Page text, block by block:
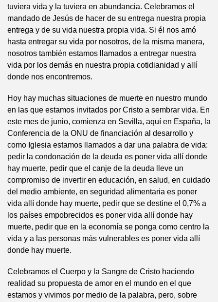
tuviera vida y la tuviera en abundancia. Celebramos el
mandado de Jesús de hacer de su entrega nuestra propia
entrega y de su vida nuestra propia vida. Si él nos amó
hasta entregar su vida por nosotros, de la misma manera,
nosotros también estamos llamados a entregar nuestra
vida por los demás en nuestra propia cotidianidad y allí
donde nos encontremos.
Hoy hay muchas situaciones de muerte en nuestro mundo
en las que estamos invitados por Cristo a sembrar vida. En
este mes de junio, comienza en Sevilla, aquí en España, la
Conferencia de la ONU de financiación al desarrollo y
como Iglesia estamos llamados a dar una palabra de vida:
pedir la condonación de la deuda es poner vida allí donde
hay muerte, pedir que el canje de la deuda lleve un
compromiso de invertir en educación, en salud, en cuidado
del medio ambiente, en seguridad alimentaria es poner
vida allí donde hay muerte, pedir que se destine el 0,7% a
los países empobrecidos es poner vida allí donde hay
muerte, pedir que en la economía se ponga como centro la
vida y a las personas más vulnerables es poner vida allí
donde hay muerte.
Celebramos el Cuerpo y la Sangre de Cristo haciendo
realidad su propuesta de amor en el mundo en el que
estamos y vivimos por medio de la palabra, pero, sobre